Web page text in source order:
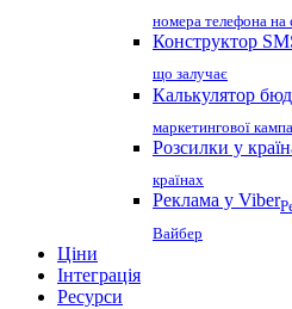
номера телефона на
Конструктор
що залучає
Калькулятор
маркетингової
Розсилки у
країнах
Реклама у Viber
Вайбер
Ціни
Інтеграція
Ресурси